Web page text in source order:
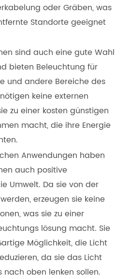
oder Gräben, was
Standorte geeignet
sind auch eine gute Wahl
bieten Beleuchtung für
und andere Bereiche des
keine externen
zu einer kosten günstigen
macht, die ihre Energie
Anwendungen haben
auch positive
Umwelt. Da sie von der
erzeugen sie keine
was sie zu einer
lösung macht. Sie
Möglichkeit, die Licht
da sie das Licht
oben lenken sollen.